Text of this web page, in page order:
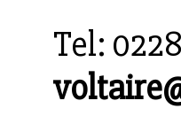
Tel: